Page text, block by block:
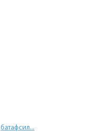
батафсил...